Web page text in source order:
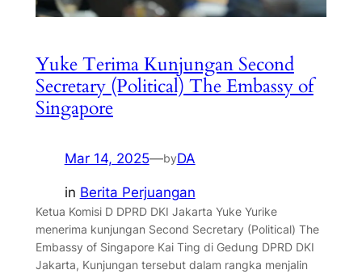
Yuke Terima Kunjungan Second
Secretary (Political) The Embassy of
Singapore
Mar 14, 2025—byDA
in Berita Perjuangan
Ketua Komisi D DPRD DKI Jakarta Yuke Yurike
menerima kunjungan Second Secretary (Political) The
Embassy of Singapore Kai Ting di Gedung DPRD DKI
Jakarta, Kunjungan tersebut dalam rangka menjalin